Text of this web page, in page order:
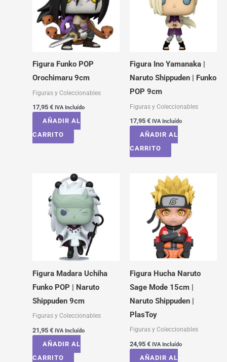
Figura Funko POP
Orochimaru 9cm
Figuras y Coleccionables
17,95 € IVA Incluído
AÑADIR AL
CARRITO
Figura Ino Yamanaka |
Naruto Shippuden | Funko
POP 9cm
Figuras y Coleccionables
17,95 € IVA Incluído
AÑADIR AL
CARRITO
Figura Madara Uchiha
Funko POP | Naruto
Shippuden 9cm
Figuras y Coleccionables
21,95 € IVA Incluído
AÑADIR AL
CARRITO
Figura Hucha Naruto
Sage Mode 15cm |
Naruto Shippuden |
PlasToy
Figuras y Coleccionables
24,95 € IVA Incluído
AÑADIR AL